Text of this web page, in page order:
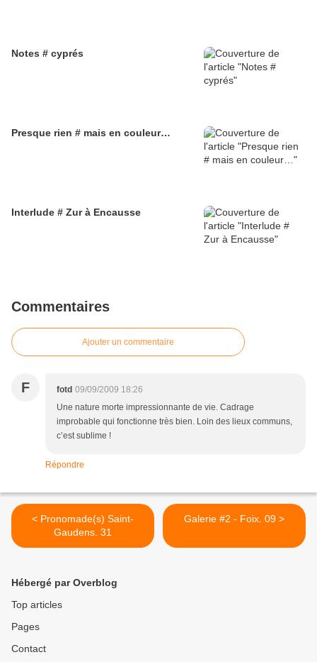
Notes # cyprés
Presque rien # mais en couleur…
Interlude # Zur à Encausse
Commentaires
Ajouter un commentaire
F fotd 09/09/2009 18:26
Une nature morte impressionnante de vie. Cadrage
improbable qui fonctionne très bien. Loin des lieux communs,
c’est sublime !
Répondre
< Pronomade(s) Saint-
Gaudens. 31
Galerie #2 - Foix. 09 >
Hébergé par Overblog
Top articles
Pages
Contact